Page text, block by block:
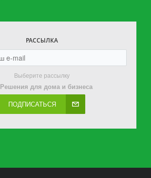
РАССЫЛКА
Выберите рассылку
Решения для дома и бизнеса
ПОДПИСАТЬСЯ